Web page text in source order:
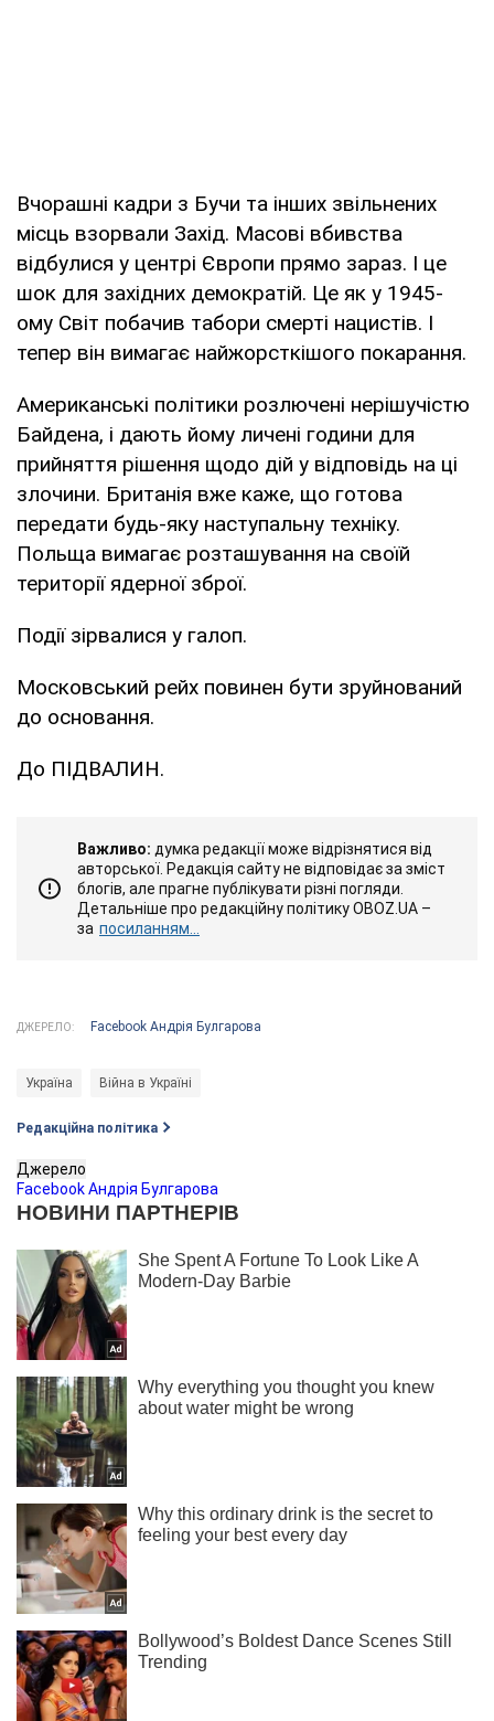
Вчорашні кадри з Бучи та інших звільнених
місць взорвали Захід. Масові вбивства
відбулися у центрі Європи прямо зараз. І це
шок для західних демократій. Це як у 1945-
ому Світ побачив табори смерті нацистів. І
тепер він вимагає найжорсткішого покарання.
Американські політики розлючені нерішучістю
Байдена, і дають йому личені години для
прийняття рішення щодо дій у відповідь на ці
злочини. Британія вже каже, що готова
передати будь-яку наступальну техніку.
Польща вимагає розташування на своїй
території ядерної зброї.
Події зірвалися у галоп.
Московський рейх повинен бути зруйнований
до основання.
До ПІДВАЛИН.
Важливо: думка редакції може відрізнятися від
авторської. Редакція сайту не відповідає за зміст
блогів, але прагне публікувати різні погляди.
Детальніше про редакційну політику OBOZ.UA –
за посиланням...
ДЖЕРЕЛО: Facebook Андрія Булгарова
Україна Війна в Україні
Редакційна політика
Джерело
Facebook Андрія Булгарова